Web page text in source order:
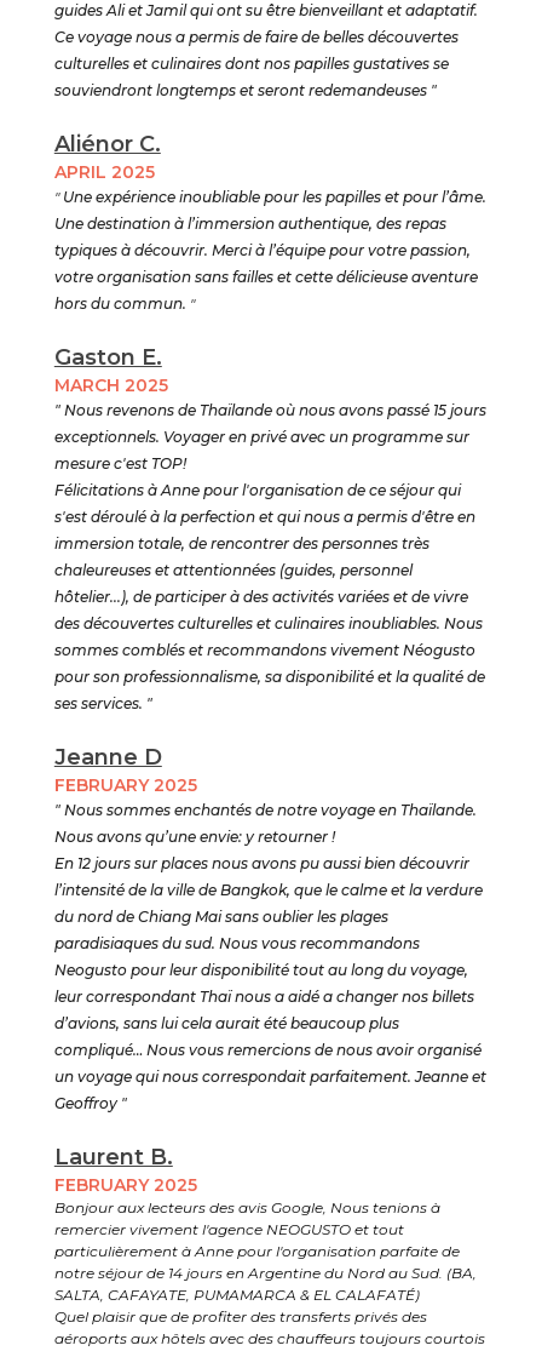
guides Ali et Jamil qui ont su être bienveillant et adaptatif.
Ce voyage nous a permis de faire de belles découvertes
culturelles et culinaires dont nos papilles gustatives se
souviendront longtemps et seront redemandeuses "
Aliénor C.
APRIL 2025
" Une expérience inoubliable pour les papilles et pour l’âme.
Une destination à l’immersion authentique, des repas
typiques à découvrir. Merci à l’équipe pour votre passion,
votre organisation sans failles et cette délicieuse aventure
hors du commun. "
Gaston E.
MARCH 2025
" Nous revenons de Thaïlande où nous avons passé 15 jours
exceptionnels. Voyager en privé avec un programme sur
mesure c'est TOP!
Félicitations à Anne pour l'organisation de ce séjour qui
s'est déroulé à la perfection et qui nous a permis d'être en
immersion totale, de rencontrer des personnes très
chaleureuses et attentionnées (guides, personnel
hôtelier...), de participer à des activités variées et de vivre
des découvertes culturelles et culinaires inoubliables. Nous
sommes comblés et recommandons vivement Néogusto
pour son professionnalisme, sa disponibilité et la qualité de
ses services. "
Jeanne D
FEBRUARY 2025
" Nous sommes enchantés de notre voyage en Thaïlande.
Nous avons qu’une envie: y retourner !
En 12 jours sur places nous avons pu aussi bien découvrir
l’intensité de la ville de Bangkok, que le calme et la verdure
du nord de Chiang Mai sans oublier les plages
paradisiaques du sud. Nous vous recommandons
Neogusto pour leur disponibilité tout au long du voyage,
leur correspondant Thaï nous a aidé a changer nos billets
d’avions, sans lui cela aurait été beaucoup plus
compliqué… Nous vous remercions de nous avoir organisé
un voyage qui nous correspondait parfaitement. Jeanne et
Geoffroy "
Laurent B.
FEBRUARY 2025
Bonjour aux lecteurs des avis Google, Nous tenions à
remercier vivement l'agence NEOGUSTO et tout
particulièrement à Anne pour l'organisation parfaite de
notre séjour de 14 jours en Argentine du Nord au Sud. (BA,
SALTA, CAFAYATE, PUMAMARCA & EL CALAFATÉ)
Quel plaisir que de profiter des transferts privés des
aéroports aux hôtels avec des chauffeurs toujours courtois